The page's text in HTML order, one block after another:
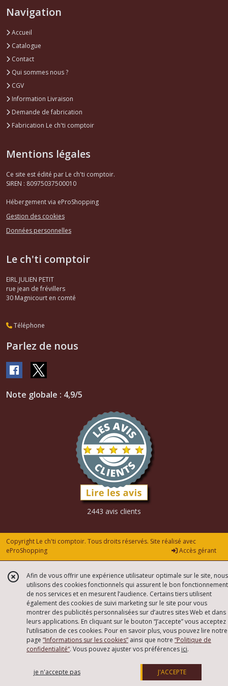
Navigation
Accueil
Catalogue
Contact
Qui sommes nous ?
CGV
Information Livraison
Demande de fabrication
Fabrication Le ch'ti comptoir
Mentions légales
Ce site est édité par Le ch'ti comptoir.
SIREN : 80975037500010
Hébergement via eProShopping
Gestion des cookies
Données personnelles
Le ch'ti comptoir
EIRL JULIEN PETIT
rue jean de frévillers
30 Magnicourt en comté
Téléphone
Parlez de nous
Note globale : 4,9/5
2443 avis clients
Copyright Le ch'ti comptoir. Tous droits réservés. Site réalisé avec
eProShopping
Accès gérant
Afin de vous offrir une expérience utilisateur optimale sur le site, nous
utilisons des cookies fonctionnels qui assurent le bon fonctionnement
de nos services et en mesurent l’audience. Certains tiers utilisent
également des cookies de suivi marketing sur le site pour vous
montrer des publicités personnalisées sur d’autres sites Web et dans
leurs applications. En cliquant sur le bouton “J’accepte” vous acceptez
l’utilisation de ces cookies. Pour en savoir plus, vous pouvez lire notre
page “Informations sur les cookies” ainsi que notre “Politique de
confidentialité“. Vous pouvez ajuster vos préférences ici.
je n'accepte pas J'ACCEPTE